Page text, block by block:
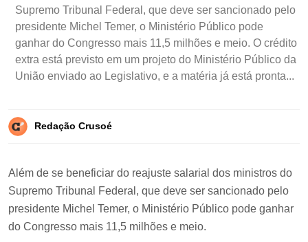
Supremo Tribunal Federal, que deve ser sancionado pelo
presidente Michel Temer, o Ministério Público pode
ganhar do Congresso mais 11,5 milhões e meio. O crédito
extra está previsto em um projeto do Ministério Público da
União enviado ao Legislativo, e a matéria já está pronta...
Redação Crusoé
Além de se beneficiar do reajuste salarial dos ministros do
Supremo Tribunal Federal, que deve ser sancionado pelo
presidente Michel Temer, o Ministério Público pode ganhar
do Congresso mais 11,5 milhões e meio.